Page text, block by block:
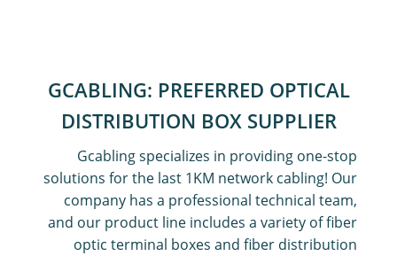
GCABLING: PREFERRED OPTICAL
DISTRIBUTION BOX SUPPLIER
Gcabling specializes in providing one-stop
solutions for the last 1KM network cabling! Our
company has a professional technical team,
and our product line includes a variety of fiber
optic terminal boxes and fiber distribution